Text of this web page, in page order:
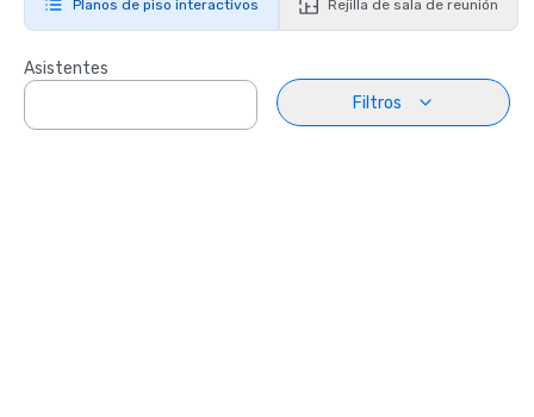
Planos de piso interactivos Rejilla de sala de reunión
Asistentes
Filtros